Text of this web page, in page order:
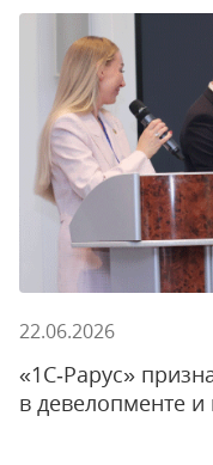
22.06.2026
«1С‑Рарус»
в девелопменте